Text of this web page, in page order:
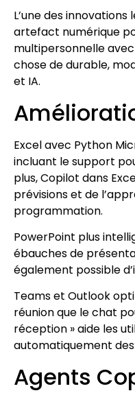
L’une des
artefact numérique
multipersonnelle
chose de durable,
et IA.
Excel avec Python
incluant le support
plus, Copilot dans
prévisions et de
programmation.
PowerPoint plus
ébauches de
également possible
Teams et Outlook
réunion que le chat
réception » aide les
automatiquement
Agents